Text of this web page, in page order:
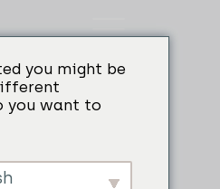
you might be
you want to